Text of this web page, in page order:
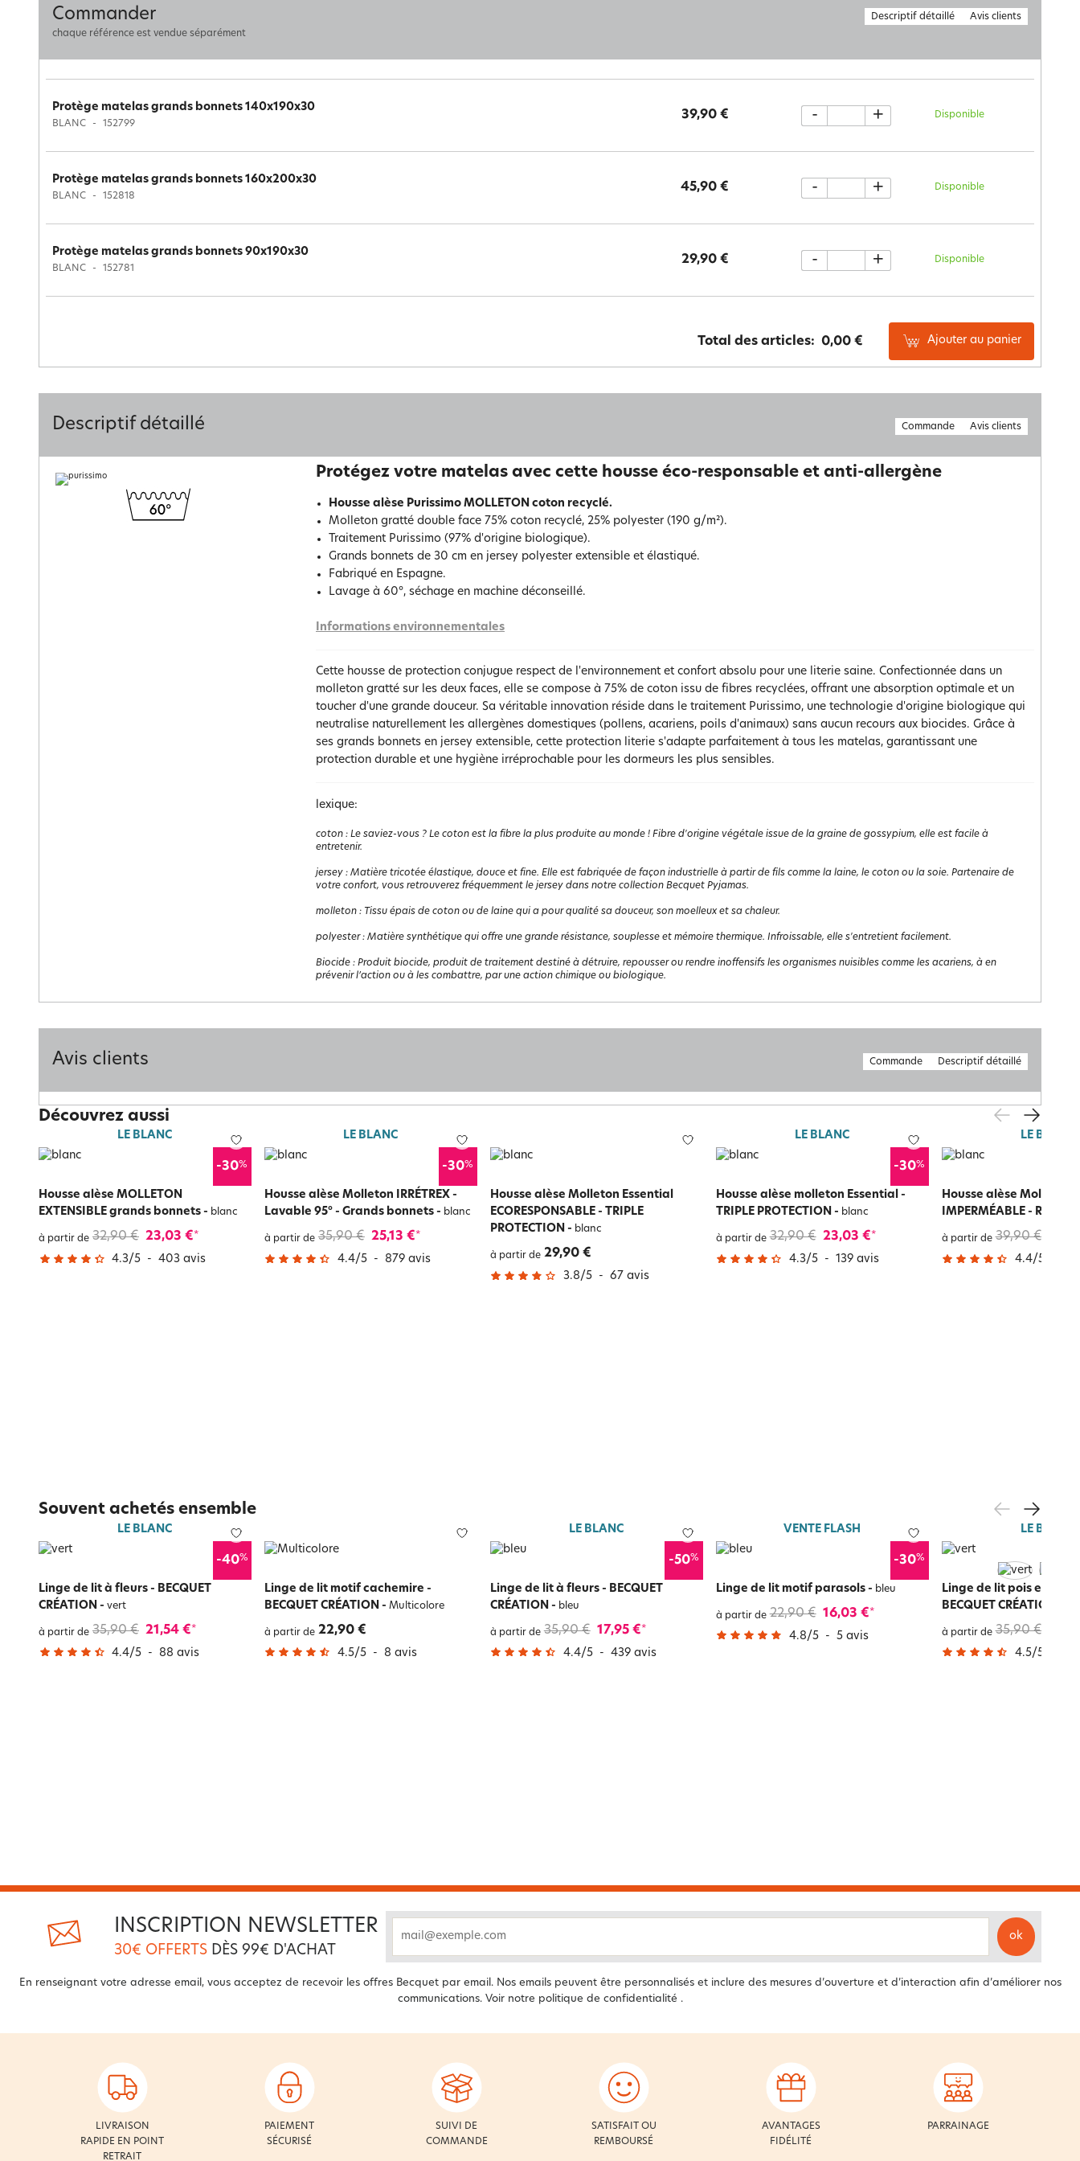
Commander
chaque référence est vendue séparément
Descriptif détaillé Avis clients
Protège matelas grands bonnets 140x190x30
BLANC 152799
39,90 € Disponible
- +
Protège matelas grands bonnets 160x200x30
BLANC 152818
45,90 € Disponible
- +
Protège matelas grands bonnets 90x190x30
BLANC 152781
29,90 € Disponible
- +
Total des articles: 0,00 € Ajouter au panier
Descriptif détaillé Commande Avis clients
Protégez votre matelas avec cette housse éco-responsable et anti-allergène
Housse alèse Purissimo MOLLETON coton recyclé.
Molleton gratté double face 75% coton recyclé, 25% polyester (190 g/m²).
Traitement Purissimo (97% d'origine biologique).
Grands bonnets de 30 cm en jersey polyester extensible et élastiqué.
Fabriqué en Espagne.
Lavage à 60°, séchage en machine déconseillé.
Informations environnementales
Cette housse de protection conjugue respect de l'environnement et confort absolu pour une literie saine. Confectionnée dans un
molleton gratté sur les deux faces, elle se compose à 75% de coton issu de fibres recyclées, offrant une absorption optimale et un
toucher d'une grande douceur. Sa véritable innovation réside dans le traitement Purissimo, une technologie d'origine biologique qui
neutralise naturellement les allergènes domestiques (pollens, acariens, poils d'animaux) sans aucun recours aux biocides. Grâce à
ses grands bonnets en jersey extensible, cette protection literie s'adapte parfaitement à tous les matelas, garantissant une
protection durable et une hygiène irréprochable pour les dormeurs les plus sensibles.
lexique:
coton : Le saviez-vous ? Le coton est la fibre la plus produite au monde ! Fibre d'origine végétale issue de la graine de gossypium, elle est facile à
entretenir.
jersey : Matière tricotée élastique, douce et fine. Elle est fabriquée de façon industrielle à partir de fils comme la laine, le coton ou la soie. Partenaire de
votre confort, vous retrouverez fréquemment le jersey dans notre collection Becquet Pyjamas.
molleton : Tissu épais de coton ou de laine qui a pour qualité sa douceur, son moelleux et sa chaleur.
polyester: Matière synthétique qui offre une grande résistance, souplesse et mémoire thermique. Infroissable, elle s'entretient facilement.
Biocide : Produit biocide, produit de traitement destiné à détruire, repousser ou rendre inoffensifs les organismes nuisibles comme les acariens, à en
prévenir l’action ou à les combattre, par une action chimique ou biologique.
Avis clients Commande Descriptif détaillé
Découvrez aussi
LE BLANC
-30%
Housse alèse MOLLETON
EXTENSIBLE grands bonnets - blanc
à partir de 32,90 € 23,03 €*
4.3/5 - 403 avis
LE BLANC
-30%
Housse alèse Molleton IRRÉTREX -
Lavable 95° - Grands bonnets- blanc
à partir de 35,90 € 25,13 €*
4.4/5 - 879 avis
Housse alèse Molleton Essential
ECORESPONSABLE - TRIPLE
PROTECTION- blanc
à partir de 29,90 €
3.8/5 - 67 avis
LE BLANC
-30%
Housse alèse molleton Essential -
TRIPLE PROTECTION- blanc
à partir de 32,90 € 23,03 €*
4.3/5 - 139 avis
LE BLANC
Housse alèse Molleton
IMPERMÉABLE -
à partir de 39,90 €
4.4/5
Souvent achetés ensemble
LE BLANC
-40%
Linge de lit à fleurs - BECQUET
CRÉATION - vert
à partir de 35,90 € 21,54 €*
4.4/5 - 88 avis
Linge de lit motif cachemire -
BECQUET CRÉATION - Multicolore
à partir de 22,90 €
4.5/5 - 8 avis
LE BLANC
-50%
Linge de lit à fleurs - BECQUET
CRÉATION - bleu
à partir de 35,90 € 17,95 €*
4.4/5 - 439 avis
VENTE FLASH
-30%
Linge de lit motif parasols- bleu
à partir de 22,90 € 16,03 €*
4.8/5 - 5 avis
LE BLANC
Linge de lit pois et
BECQUET CRÉATION
à partir de 35,90 €
4.5/5
INSCRIPTION NEWSLETTER
30€ OFFERTS DÈS 99€ D'ACHAT
ok
En renseignant votre adresse email, vous acceptez de recevoir les offres Becquet par email. Nos emails peuvent être personnalisés et inclure des mesures d’ouverture et d’interaction afin d’améliorer nos
communications. Voir notre politique de confidentialité .
LIVRAISON
RAPIDE EN POINT
RETRAIT
PAIEMENT
SÉCURISÉ
SUIVI DE
COMMANDE
SATISFAIT OU
REMBOURSÉ
AVANTAGES
FIDÉLITÉ
PARRAINAGE